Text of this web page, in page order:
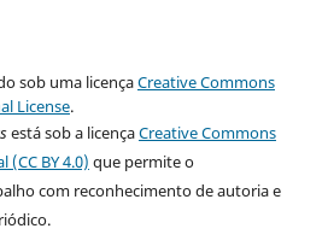
sob uma licençaCreative Commons
License.
está sob a licençaCreative Commons
BY 4.0) que permite o
com reconhecimento de autoria e